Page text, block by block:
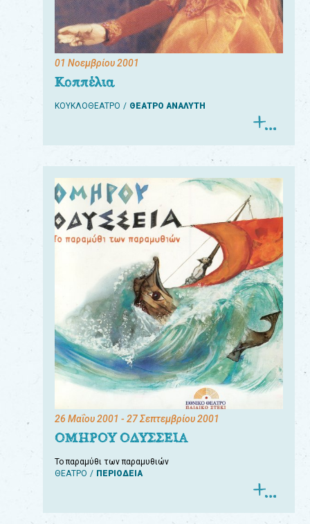
01 Νοεμβρίου 2001
Κοππέλια
ΚΟΥΚΛΟΘΕΑΤΡΟ ΘΕΑΤΡΟ ΑΝΑΛΥΤΗ
26 Μαΐου 2001 - 27 Σεπτεμβρίου 2001
ΟΜΗΡΟΥ ΟΔΥΣΣΕΙΑ
Το παραμύθι των παραμυθιών
ΘΕΑΤΡΟ
ΠΕΡΙΟΔΕΙΑ
συλλόγους
παραγωγούς
συνεργάτες